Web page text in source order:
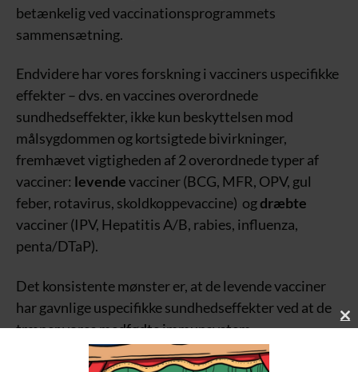
betænkelig ved vaccinationsprogrammets
sammensætning.
Endvidere har vores forskning i vacciners uspecifikke
effekter – dvs. en vaccines overordnede
sundhedseffekter, ikke kun beskyttelsen mod
målsygdommen og kortsigtede bivirkninger,
fremhævet vigtigheden af 2 overordnede typer af
vacciner: levendevacciner (BCG, MFR, OPV, gul
feber, rotavirus, skoldkoppevaccine) ogdræbte
vacciner (IPV, Hepatitis A/B, rabies, influenza,
penta/DTaP).
Det konsistente mønster er, at de levende vacciner
har gavnlige uspecifikke sundhedseffekter ved at de
træner vores medfødte immunsystem.
I modsætning hertil gælder for de dræbte vacciner vi
C